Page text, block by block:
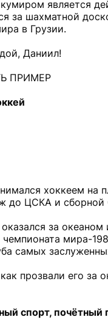
является
за шахматной
в Грузии.
Даниил!
ПРИМЕР
хоккеем
до ЦСКА и
за
мира-
самых
прозвали его за
спорт, почётный